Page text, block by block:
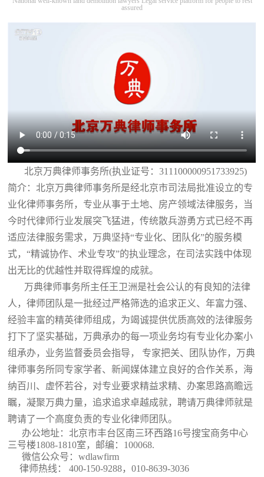
assured
北京万典律师事务所(执业证号：311100000951733925)
简介：北京万典律师事务所是经北京市司法局批准设立的专
业化律师事务所，专业从事于土地、房产领域法律服务，当
今时代律师行业发展突飞猛进，传统散兵游勇方式已经不再
适应法律服务需求，万典坚持“专业化、团队化”的服务模
式，“精诚协作、术业专攻”的执业理念，在司法实践中体现
出无比的优越性并取得辉煌的成就。
万典律师事务所主任王卫洲是社会公认的有良知的法律
人，律师团队是一批经过严格筛选的追求正义、年富力强、
经验丰富的精英律师组成，为竭诚提供优质高效的法律服务
打下了坚实基础，万典承办的每一项业务均有专业化办案小
组承办，业务监督委员会指导， 专家把关、团队协作，万典
律师事务所同专家学者、新闻媒体建立良好的合作关系，海
纳百川、虚怀若谷，对专业要求精益求精、办案思路高瞻远
瞩，凝聚万典力量，追求追求卓越成就，聘请万典律师就是
聘请了一个高度负责的专业化律师团队。
办公地址：北京市丰台区南三环西路16号搜宝商务中心
三号楼1808-1810室 ，邮编：100068.
微信公众号：wdlawfirm
律师热线： 400-150-9288，010-8639-3036